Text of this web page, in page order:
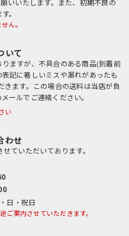
。
ん。
いて
ますが、不具合のある商品(到着前
記に著しいミスや漏れがあったも
ます。この場合の送料は当店が負
ールでご連絡ください。
い
わせ
ていただいております。
日・祝日
ご案内させていただきます。